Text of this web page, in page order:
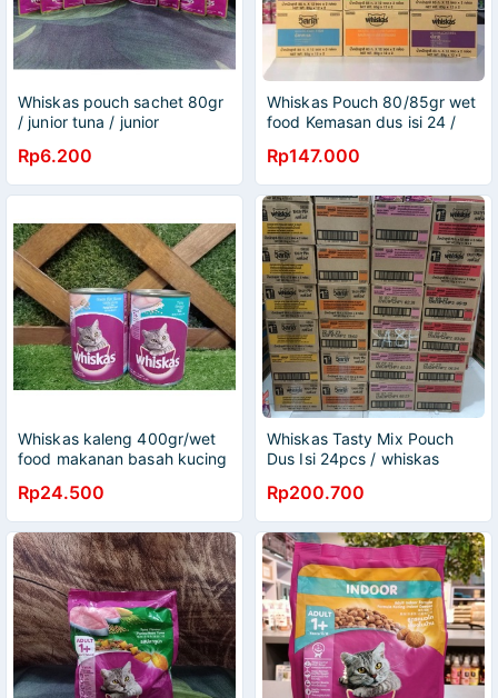
Whiskas pouch sachet 80gr
/ junior tuna / junior
fish /salmon / saba
Rp6.200
Whiskas Pouch 80/85gr wet
food Kemasan dus isi 24 /
mackerel
Rp147.000
Whiskas kaleng 400gr/wet
food makanan basah kucing
Rp24.500
Whiskas Tasty Mix Pouch
Dus Isi 24pcs / whiskas
Rp200.700